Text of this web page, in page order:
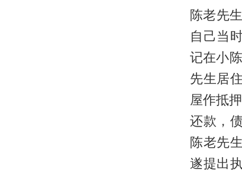
陈老先
自己当
记在小
先生居
屋作抵
还款，
陈老先
遂提出